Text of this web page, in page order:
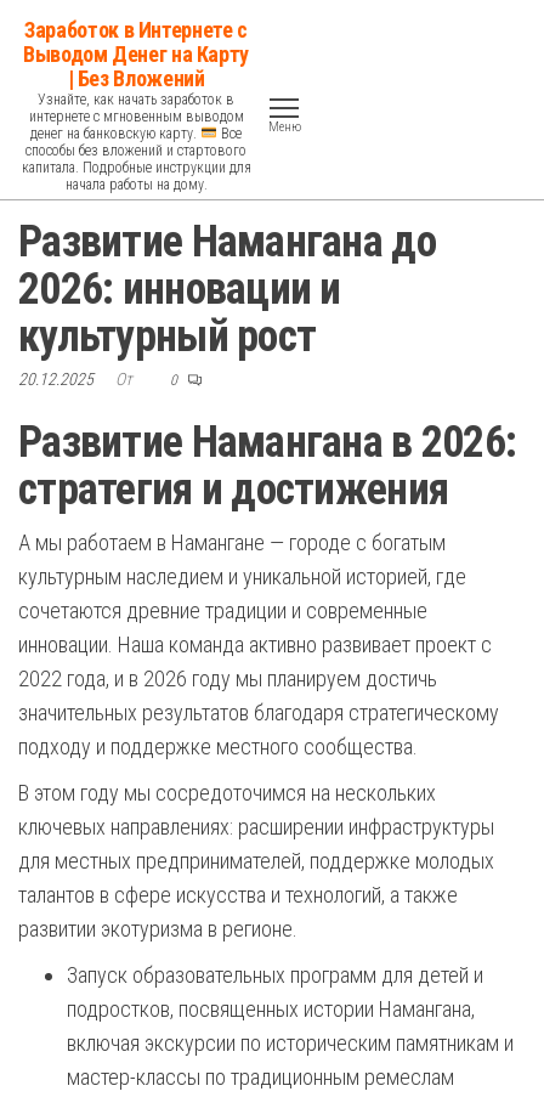
Перейти
содержимому
Заработок в Интернете с
Выводом Денег на Карту
| Без Вложений
Узнайте, как начать заработок в
интернете с мгновенным выводом
денег на банковскую карту.
Все
способы без вложений и стартового
капитала. Подробные инструкции для
начала работы на дому.
Меню
Развитие Намангана до
2026: инновации и
культурный рост
20.12.2025 От 0
Развитие Намангана в 2026:
стратегия и достижения
А мы работаем в Намангане — городе с богатым
культурным наследием и уникальной историей, где
сочетаются древние традиции и современные
инновации. Наша команда активно развивает проект с
2022 года, и в 2026 году мы планируем достичь
значительных результатов благодаря стратегическому
подходу и поддержке местного сообщества.
В этом году мы сосредоточимся на нескольких
ключевых направлениях: расширении инфраструктуры
для местных предпринимателей, поддержке молодых
талантов в сфере искусства и технологий, а также
развитии экотуризма в регионе.
Запуск образовательных программ для детей и
подростков, посвященных истории Намангана,
включая экскурсии по историческим памятникам и
мастер-классы по традиционным ремеслам